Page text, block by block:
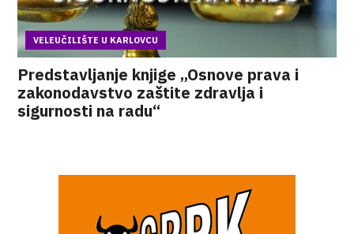
VELEUČILIŠTE U KARLOVCU
Predstavljanje knjige „Osnove prava i
zakonodavstvo zaštite zdravlja i
sigurnosti na radu“